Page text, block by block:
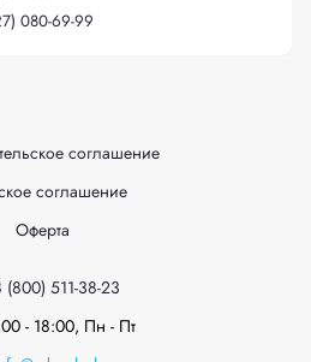
080-69-99
соглашение
соглашение
Оферта
(800) 511-38-23
- 18:00, Пн - Пт